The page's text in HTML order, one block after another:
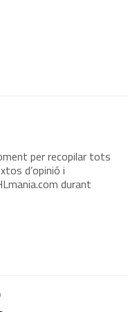
per recopilar tots
d’opinió i
durant